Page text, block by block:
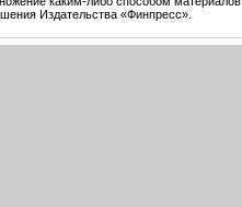
Издательства «Финпресс».